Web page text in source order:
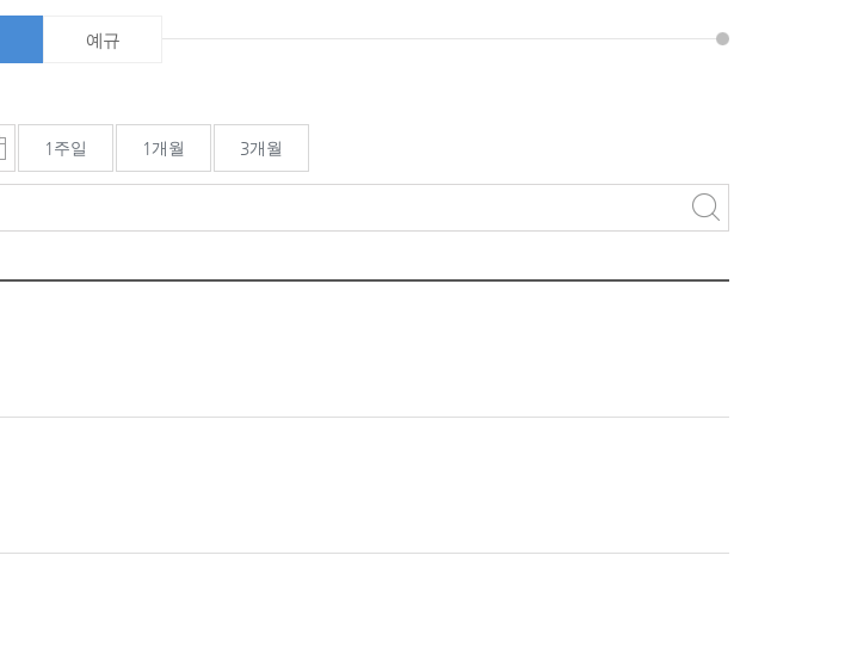
예규
1주일 1개월 3개월